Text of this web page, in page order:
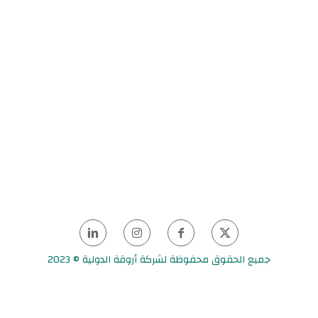
جميع الحقوق محفوظة لشركة أروقة الدولية © 2023